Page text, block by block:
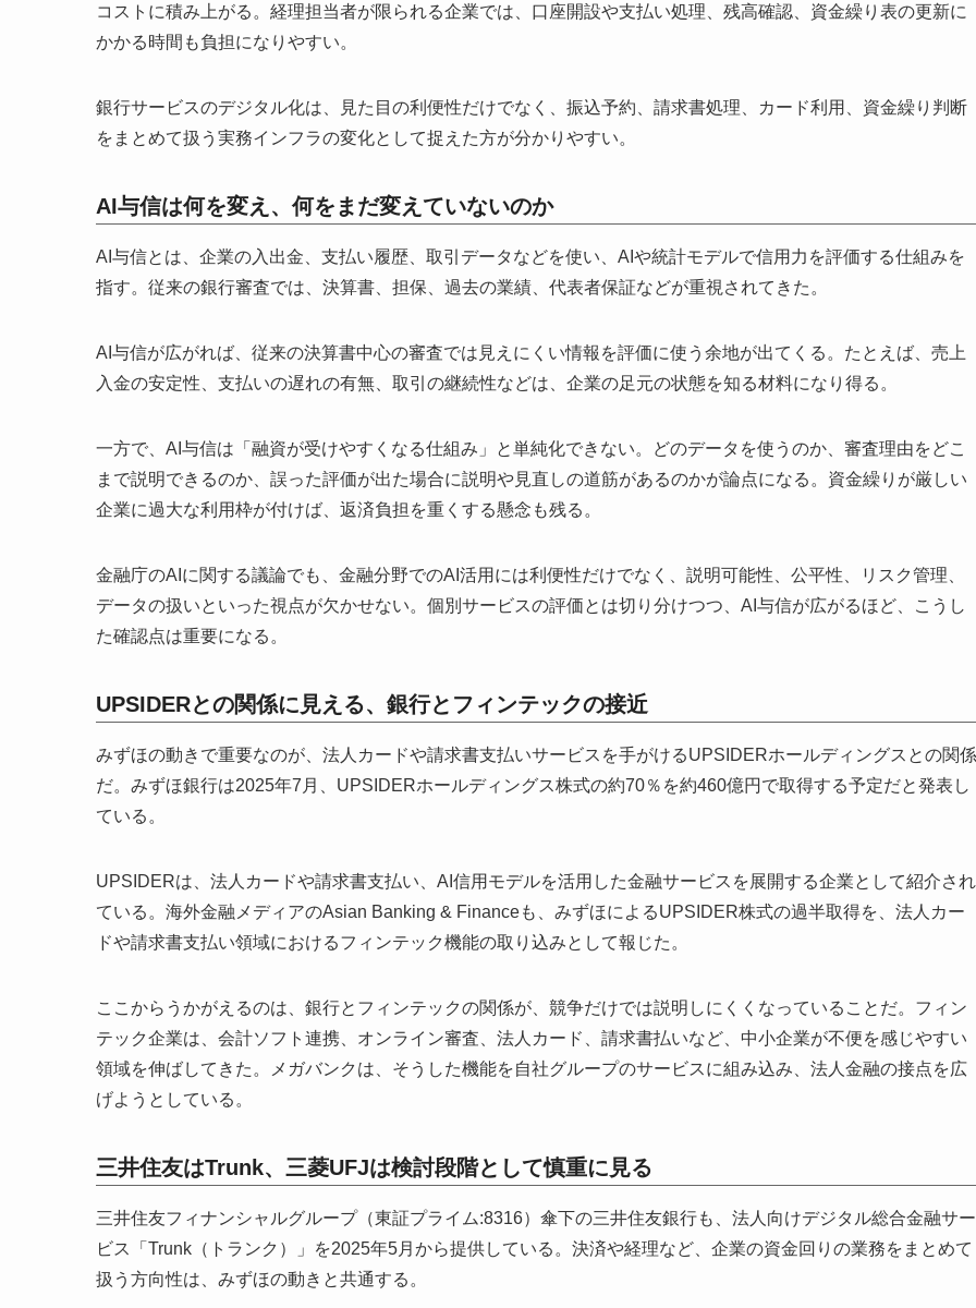
コストに積み上がる。経理担当者が限られる企業では、口座開設や支払い処理、残高確認、資金繰り表の更新に
かかる時間も負担になりやすい。
銀行サービスのデジタル化は、見た目の利便性だけでなく、振込予約、請求書処理、カード利用、資金繰り判断
をまとめて扱う実務インフラの変化として捉えた方が分かりやすい。
AI与信は何を変え、何をまだ変えていないのか
AI与信とは、企業の入出金、支払い履歴、取引データなどを使い、AIや統計モデルで信用力を評価する仕組みを
指す。従来の銀行審査では、決算書、担保、過去の業績、代表者保証などが重視されてきた。
AI与信が広がれば、従来の決算書中心の審査では見えにくい情報を評価に使う余地が出てくる。たとえば、売上
入金の安定性、支払いの遅れの有無、取引の継続性などは、企業の足元の状態を知る材料になり得る。
一方で、AI与信は「融資が受けやすくなる仕組み」と単純化できない。どのデータを使うのか、審査理由をどこ
まで説明できるのか、誤った評価が出た場合に説明や見直しの道筋があるのかが論点になる。資金繰りが厳しい
企業に過大な利用枠が付けば、返済負担を重くする懸念も残る。
金融庁のAIに関する議論でも、金融分野でのAI活用には利便性だけでなく、説明可能性、公平性、リスク管理、
データの扱いといった視点が欠かせない。個別サービスの評価とは切り分けつつ、AI与信が広がるほど、こうし
た確認点は重要になる。
UPSIDERとの関係に見える、銀行とフィンテックの接近
みずほの動きで重要なのが、法人カードや請求書支払いサービスを手がけるUPSIDERホールディングスとの関係
だ。みずほ銀行は2025年7月、UPSIDERホールディングス株式の約70％を約460億円で取得する予定だと発表し
ている。
UPSIDERは、法人カードや請求書支払い、AI信用モデルを活用した金融サービスを展開する企業として紹介され
ている。海外金融メディアのAsian Banking & Financeも、みずほによるUPSIDER株式の過半取得を、法人カー
ドや請求書支払い領域におけるフィンテック機能の取り込みとして報じた。
ここからうかがえるのは、銀行とフィンテックの関係が、競争だけでは説明しにくくなっていることだ。フィン
テック企業は、会計ソフト連携、オンライン審査、法人カード、請求書払いなど、中小企業が不便を感じやすい
領域を伸ばしてきた。メガバンクは、そうした機能を自社グループのサービスに組み込み、法人金融の接点を広
げようとしている。
三井住友はTrunk、三菱UFJは検討段階として慎重に見る
三井住友フィナンシャルグループ（東証プライム:8316）傘下の三井住友銀行も、法人向けデジタル総合金融サー
ビス「Trunk（トランク）」を2025年5月から提供している。決済や経理など、企業の資金回りの業務をまとめて
扱う方向性は、みずほの動きと共通する。